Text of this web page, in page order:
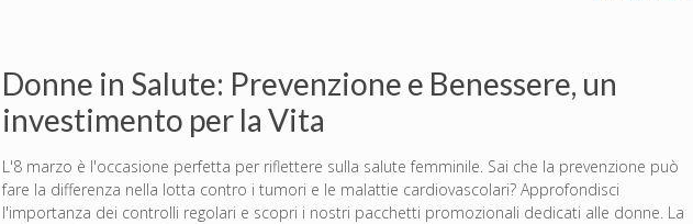
Donne in Salute: Prevenzione e Benessere, un
investimento per la Vita
L'8 marzo è l'occasione perfetta per riflettere sulla salute femminile. Sai che la prevenzione può
fare la differenza nella lotta contro i tumori e le malattie cardiovascolari? Approfondisci
l'importanza dei controlli regolari e scopri i nostri pacchetti promozionali dedicati alle donne. La